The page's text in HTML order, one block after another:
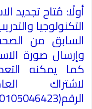
أولًا: مُتاح تجديد
التكنولوجيا
السابق من
وإرسال صورة
كما يمكنه
لاشتراك
الرقم